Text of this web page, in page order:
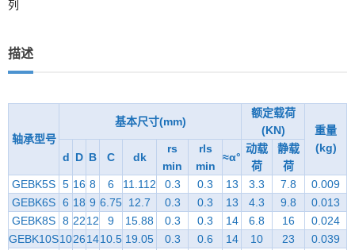
列
描述
轴承型号
基本尺寸(mm)
额定载荷
(KN)
重量
(kg)
d D B C dk
rs
min
rls
min
≈α°
动载
荷
静载
荷
GEBK5S 5 16 8 6 11.112 0.3 0.3 13 3.3 7.8
0.009
GEBK6S 6 18 9 6.75 12.7 0.3 0.3 13 4.3 9.8
0.013
GEBK8S 8 2212 9 15.88 0.3 0.3 14 6.8 16
0.024
GEBK10S10261410.5 19.05 0.3 0.6 14 10 23
0.039